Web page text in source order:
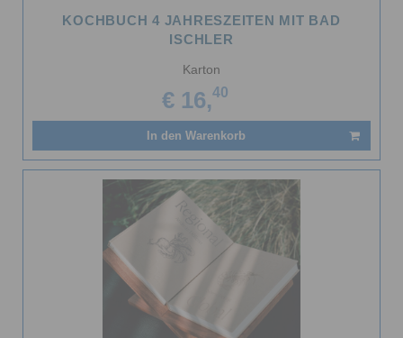
KOCHBUCH 4 JAHRESZEITEN MIT BAD
ISCHLER
Karton
€ 16,40
In den Warenkorb